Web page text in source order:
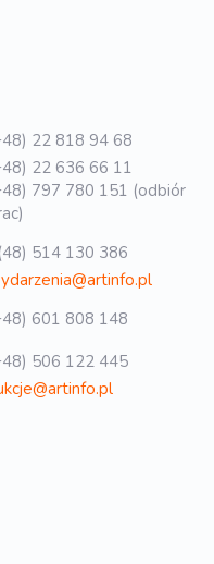
22 818 94 68
22 636 66 11
797 780 151 (odbiór
514 130 386
601 808 148
506 122 445